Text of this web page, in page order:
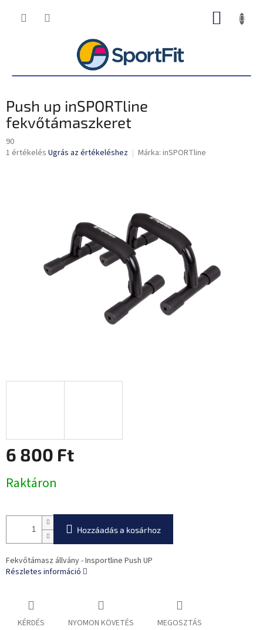
KOSÁR
Push up inSPORTline
fekvőtámaszkeret
90
A
1 értékelés Ugrás az értékeléshez Márka: inSPORTline
6 800 Ft
Raktáron
Hozzáadás a kosárhoz
Fekvőtámasz állvány - Insportline Push UP
Részletes információ
KÉRDÉS NYOMON KÖVETÉS MEGOSZTÁS